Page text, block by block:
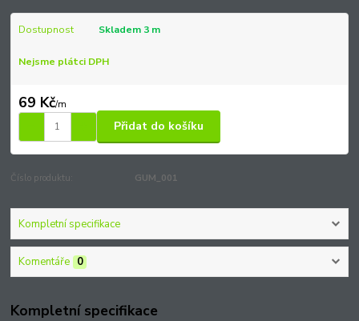
Dostupnost Skladem 3 m
Nejsme plátci DPH
69 Kč/m
Přidat do košíku
Číslo produktu: GUM_001
Kompletní specifikace
Komentáře 0
Kompletní specifikace